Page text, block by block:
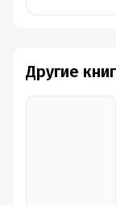
Другие